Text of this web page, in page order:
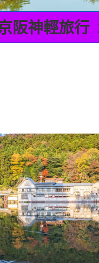
阪神輕旅行